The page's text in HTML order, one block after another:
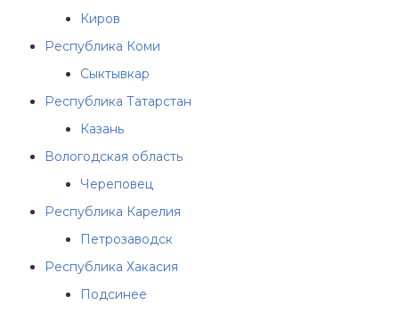
Киров
Республика Коми
Сыктывкар
Республика Татарстан
Казань
Вологодская область
Череповец
Республика Карелия
Петрозаводск
Республика Хакасия
Подсинее